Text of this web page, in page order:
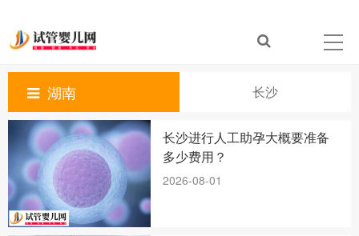
湖南 长沙
长沙进行人工助孕大概要准备
多少费用？
2026-08-01